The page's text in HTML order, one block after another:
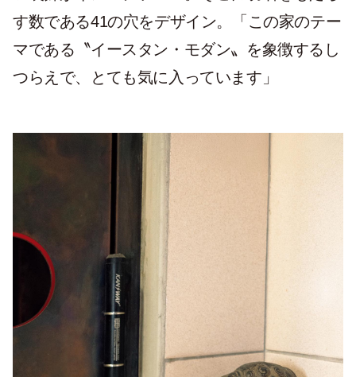
す数である41の穴をデザイン。「この家のテー
マである〝イースタン・モダン〟を象徴するし
つらえで、とても気に入っています」